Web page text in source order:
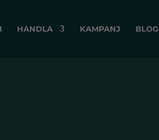
HANDLA KAMPANJ